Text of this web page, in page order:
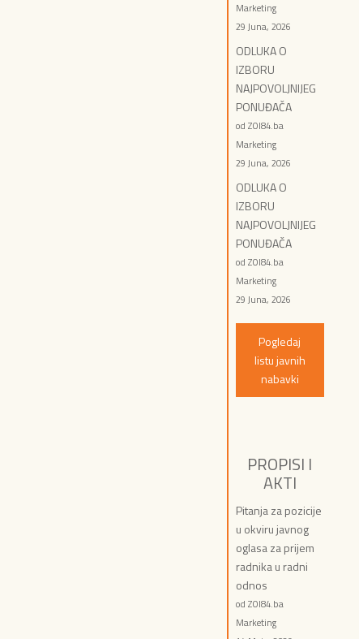
Marketing
29 Juna, 2026
ODLUKA O
IZBORU
NAJPOVOLJNIJEG
PONUĐAČA
od ZOI84.ba
Marketing
29 Juna, 2026
ODLUKA O
IZBORU
NAJPOVOLJNIJEG
PONUĐAČA
od ZOI84.ba
Marketing
29 Juna, 2026
Pogledaj
listu javnih
nabavki
PROPISI I
AKTI
Pitanja za pozicije
u okviru javnog
oglasa za prijem
radnika u radni
odnos
od ZOI84.ba
Marketing